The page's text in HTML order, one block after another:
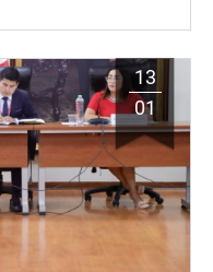
13
01